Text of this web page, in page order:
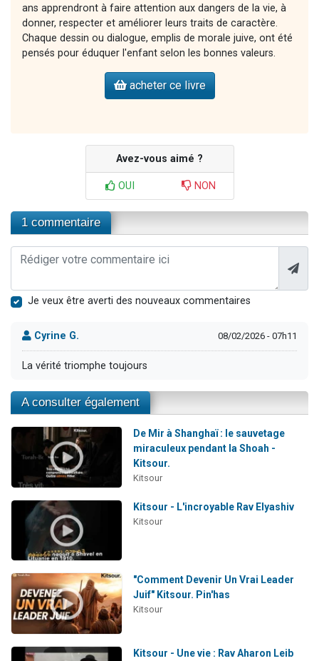
ans apprendront à faire attention aux dangers de la vie, à
donner, respecter et améliorer leurs traits de caractère.
Chaque dessin ou dialogue, emplis de morale juive, ont été
pensés pour éduquer l'enfant selon les bonnes valeurs.
acheter ce livre
Avez-vous aimé ?
OUI NON
1 commentaire
Je veux être averti des nouveaux commentaires
Cyrine G. 08/02/2026 - 07h11
La vérité triomphe toujours
A consulter également
De Mir à Shanghaï : le sauvetage
miraculeux pendant la Shoah -
Kitsour.
Kitsour
Kitsour - L'incroyable Rav Elyashiv
Kitsour
"Comment Devenir Un Vrai Leader
Juif" Kitsour. Pin'has
Kitsour
Kitsour - Une vie : Rav Aharon Leib